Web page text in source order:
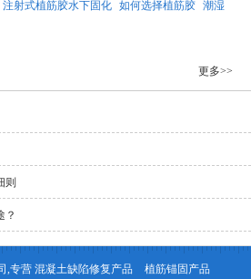
注射式植筋胶水下固化 如何选择植筋胶 潮湿
更多>>
则
？
,专营 混凝土缺陷修复产品 植筋锚固产品